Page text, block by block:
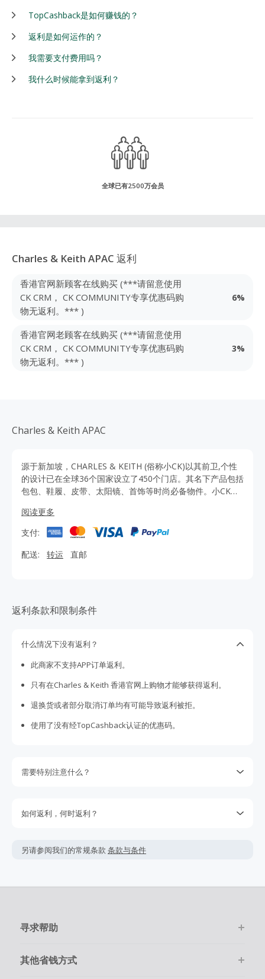
TopCashback是如何赚钱的？
返利是如何运作的？
我需要支付费用吗？
我什么时候能拿到返利？
全球已有2500万会员
Charles & Keith APAC 返利
香港官网新顾客在线购买 (***请留意使用
CK CRM， CK COMMUNITY专享优惠码购
物无返利。*** )
6%
香港官网老顾客在线购买 (***请留意使用
CK CRM， CK COMMUNITY专享优惠码购
物无返利。*** )
3%
Charles & Keith APAC
源于新加坡，CHARLES & KEITH (俗称小CK)以其前卫,个性
的设计已在全球36个国家设立了450个门店。其名下产品包括
包包、鞋履、皮带、太阳镜、首饰等时尚必备物件。小CK单
TopCashback网站点击CHARLES & KEITH香港官网购买可获
得更多优惠和返利，正品保证，配送香港地区，海淘省心更
省钱。
阅读更多
支付:
配送:
转运 直邮
返利条款和限制条件
什么情况下没有返利？
此商家不支持APP订单返利。
只有在Charles & Keith 香港官网上购物才能够获得返利。
退换货或者部分取消订单均有可能导致返利被拒。
使用了没有经TopCashback认证的优惠码。
需要特别注意什么？
请注意某些商家不支持丢单索赔。我们会尽最大努力向商家追
利。查看我们的使用条款获取更多的信息。
返利一般是按照您结算时的最终金额计算，但商家不会在税
在点击进入商家购物前，请务必清空自己的购物车。
如何返利，何时返利？
网上购物。
100天内提交返利索赔，因为我们无法处理超过100天的交易。
另请参阅我们的常规条款 条款与条件
寻求帮助
其他省钱方式